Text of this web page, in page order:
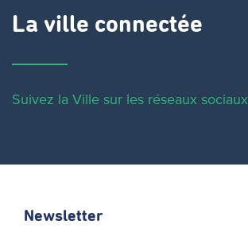
La ville connectée
Suivez la Ville sur les réseaux sociaux
Newsletter